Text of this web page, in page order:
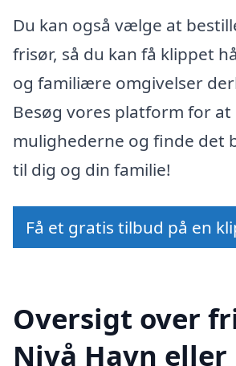
Du kan også vælge at
frisør, så du kan få klippet
og familiære omgivelser
Besøg vores platform for at
mulighederne og finde det
til dig og din familie!
Få et gratis tilbud på en
Oversigt over
Nivå Havn eller